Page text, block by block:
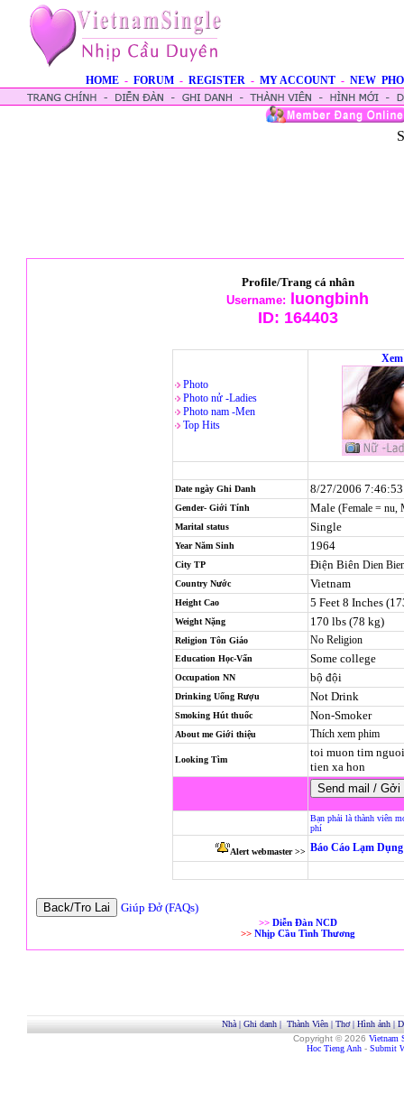
HOME - FORUM - REGISTER - MY ACCOUNT - NEW
Profile/Trang cá nhân
Username:
luongbinh
ID: 164403
Photo
Photo nử -Ladies
Photo nam -Men
Top Hits
Date ngày Ghi Danh 8/27/2006
Gender- Giới Tính Male (Female = nu,
Marital status Single
Year Năm Sinh 1964
City TP Điện Biên Dien
Country Nước Vietnam
Height Cao 5 Feet 8 Inches
Weight Nặng 170 lbs (78 kg)
Religion Tôn Giáo No Religion
Education Học-Vấn Some college
Occupation NN bộ đội
Drinking Uống Rượu Not Drink
Smoking Hút thuốc Non-Smoker
About me Giới thiệu Thích xem phim
Looking Tìm
toi muon tim
tien xa hon
Bạn phải là thành viên
phí
Alert webmaster >> Báo Cáo Lạm
Giúp Đở (FAQs)
>> Diễn Đàn NCD
>> Nhịp Cầu Tình Thương
Nhà| Ghi danh| Thành Viên| Thơ| Hình ảnh|
Copyright © 2026 Vietnam
Hoc Tieng Anh - Submit